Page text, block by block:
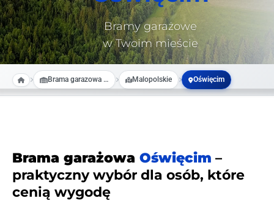
Bramy garażowe
w Twoim mieście
Brama garazowa na wymiar Malopolskie Oświęcim
Brama garażowa Oświęcim –
praktyczny wybór dla osób, które
cenią wygodę